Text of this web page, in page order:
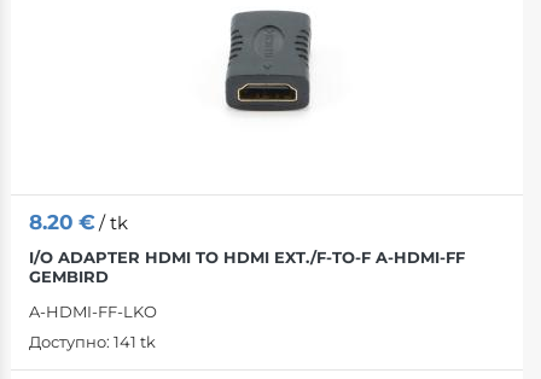
8.20 €/ tk
I/O ADAPTER HDMI TO HDMI EXT./F-TO-F A-HDMI-FF
GEMBIRD
A-HDMI-FF-LKO
Доступно: 141 tk